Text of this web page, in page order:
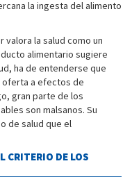
la ingesta del alimento
valora la salud como un
alimentario sugiere
ha de entenderse que
oferta a efectos de
gran parte de los
son malsanos. Su
de salud que el
CRITERIO DE LOS